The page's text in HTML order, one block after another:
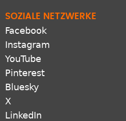
SOZIALE NETZWERKE
Facebook
Instagram
YouTube
Pinterest
Bluesky
X
LinkedIn